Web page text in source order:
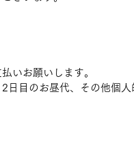
いお願いします。
目のお昼代、その他個人